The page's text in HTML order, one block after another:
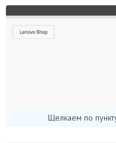
Щелкаем по